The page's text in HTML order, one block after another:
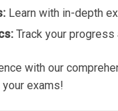
Learn with in-depth
Track your
with our
exams!